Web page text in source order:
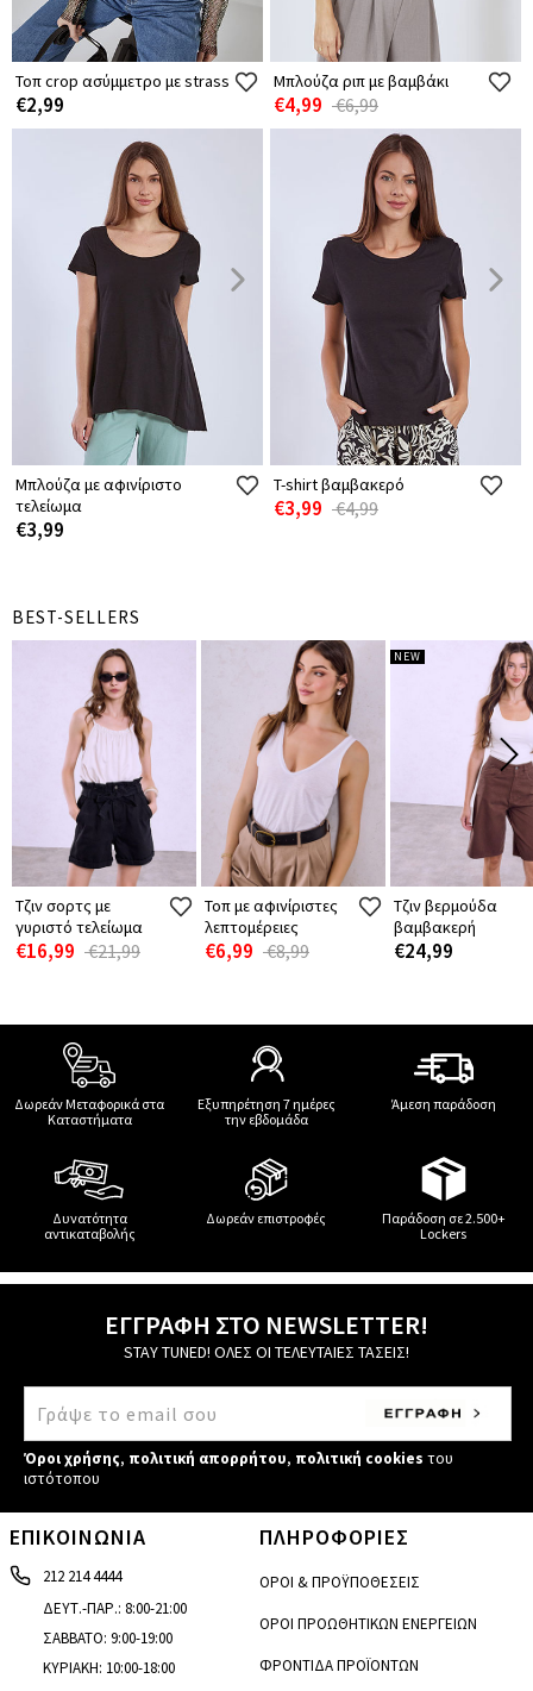
Τοπ crop ασύμμετρο με strass
€2,99
Μπλούζα ριπ με βαμβάκι
€4,99 €6,99
Μπλούζα με αφινίριστο
τελείωμα
€3,99
T-shirt βαμβακερό
€3,99 €4,99
BEST-SELLERS
Τζιν σορτς με
γυριστό τελείωμα
€16,99 €21,99
Τοπ με αφινίριστες
λεπτομέρειες
€6,99 €8,99
NEW
Τζιν βερμούδα
βαμβακερή
€24,99
Δωρεάν Μεταφορικά στα
Καταστήματα
Εξυπηρέτηση 7 ημέρες
την εβδομάδα
Άμεση παράδοση
Δυνατότητα
αντικαταβολής
Δωρεάν επιστροφές
Παράδοση σε 2.500+
Lockers
ΕΓΓΡΑΦΗ ΣΤΟ NEWSLETTER!
STAY TUNED! ΟΛΕΣ ΟΙ ΤΕΛΕΥΤΑΙΕΣ ΤΑΣΕΙΣ!
Όροι χρήσης, πολιτική απορρήτου, πολιτική cookies του
ιστότοπου
ΕΠΙΚΟΙΝΩΝΙΑ
212 214 4444
ΔΕΥΤ.-ΠΑΡ.: 8:00-21:00
ΣΑΒΒΑΤΟ: 9:00-19:00
ΚΥΡΙΑΚΗ: 10:00-18:00
ΠΛΗΡΟΦΟΡΙΕΣ
ΟΡΟΙ & ΠΡΟΫΠΟΘΕΣΕΙΣ
ΟΡΟΙ ΠΡΟΩΘΗΤΙΚΩΝ ΕΝΕΡΓΕΙΩΝ
ΦΡΟΝΤΙΔΑ ΠΡΟΪΟΝΤΩΝ